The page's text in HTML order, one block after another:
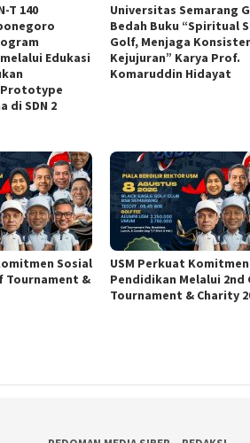
T 140
Edukasi
Prototype
di SDN 2
Universitas Semarang
Bedah Buku “Spiritual
Golf, Menjaga
Kejujuran” Karya Prof.
Komaruddin Hidayat
Sosial
Tournament &
USM Perkuat Komitmen
Pendidikan Melalui 2nd
Tournament & Charity